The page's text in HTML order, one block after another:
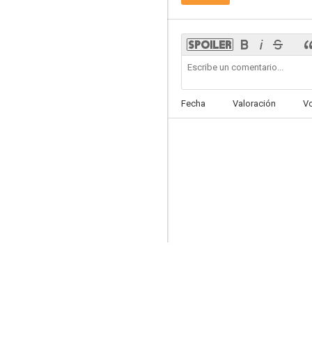
7.0
Fecha Valoración